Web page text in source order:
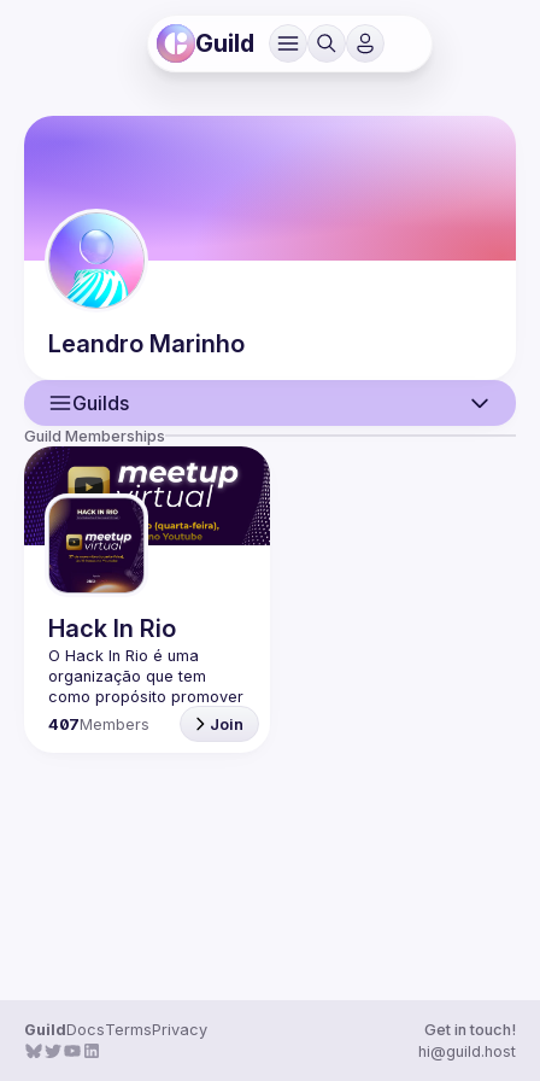
Guild
Leandro Marinho
Guilds
User
Events
Guilds
Guild Memberships
Hack In Rio
O Hack In Rio é uma
organização que tem
como propósito promover
o desenvolvimento de
uma comunidade local
407Members Join
GuildDocsTermsPrivacy
Get in touch!
hi@guild.host